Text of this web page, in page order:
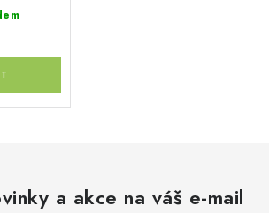
a akce na váš e-mail